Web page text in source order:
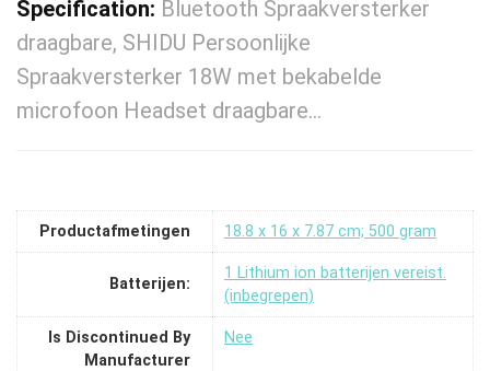
Specification: Bluetooth Spraakversterker
draagbare, SHIDU Persoonlijke
Spraakversterker 18W met bekabelde
microfoon Headset draagbare…
Productafmetingen ‎18.8 x 16 x 7.87 cm; 500 gram
Batterijen:
‎1 Lithium ion batterijen vereist.
(inbegrepen)
Is Discontinued By
Manufacturer
‎Nee